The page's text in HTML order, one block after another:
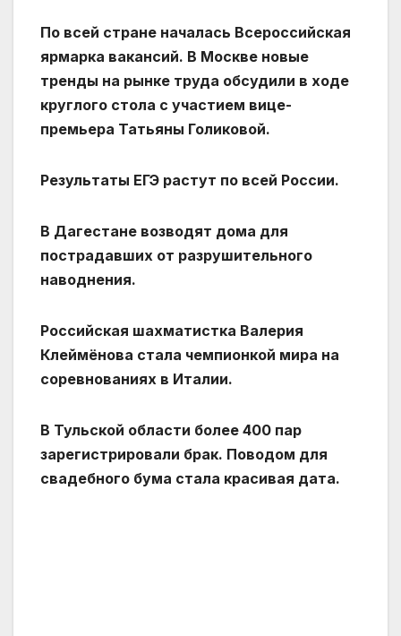
По всей стране началась Всероссийская
ярмарка вакансий. В Москве новые
тренды на рынке труда обсудили в ходе
круглого стола с участием вице-
премьера Татьяны Голиковой.
Результаты ЕГЭ растут по всей России.
В Дагестане возводят дома для
пострадавших от разрушительного
наводнения.
Российская шахматистка Валерия
Клеймёнова стала чемпионкой мира на
соревнованиях в Италии.
В Тульской области более 400 пар
зарегистрировали брак. Поводом для
свадебного бума стала красивая дата.